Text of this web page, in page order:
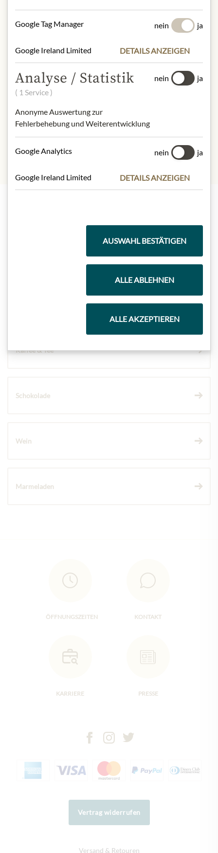
100g enthalten durchschnittlich
Brennwert (Energie):502kJ / 120kcal
- davon gesättigte Fettsäuren:
Kohlenhydrate:
- davon Zucker:
Eiweiß:
0,3g
Kaffee & Tee
Schokolade
Wein
Marmeladen
ÖFFNUNGSZEITEN KONTAKT
KARRIERE PRESSE
Vertrag widerrufen
Versand & Retouren
Google Tag Manager nein ja
Google Ireland Limited DETAILS ANZEIGEN
Analyse / Statistik
( 1 Service )
Anonyme Auswertung zur
Fehlerbehebung und Weiterentwicklung
nein ja
Google Analytics nein ja
Google Ireland Limited DETAILS ANZEIGEN
AUSWAHL BESTÄTIGEN
ALLE ABLEHNEN
ALLE AKZEPTIEREN